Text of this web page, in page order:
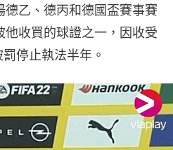
德乙、德丙和德國盃賽事賽
收買的球證之一，因收受
停止執法半年。